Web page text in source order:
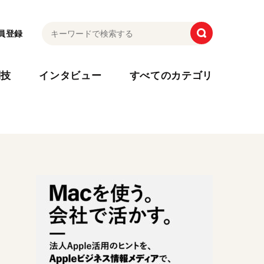
登録
インタビュー すべてのカテゴリ